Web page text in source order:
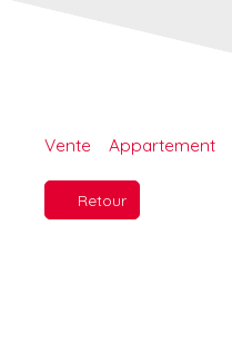
Vente Appartement
Retour